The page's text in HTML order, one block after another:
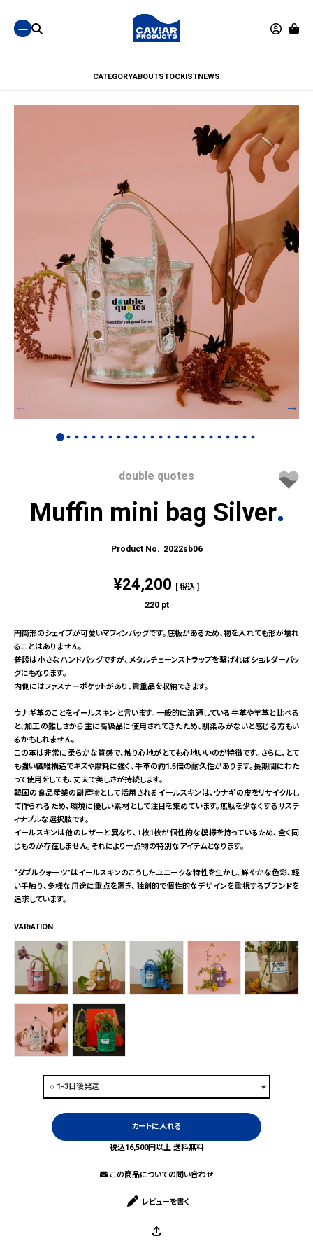
CATEGORYABOUTSTOCKISTNEWS
double quotes
Muffin mini bag Silver
2022sb06
¥24,200 税込
220 pt
円筒形のシェイプが可愛いマフィンバッグです。底板があるため、物を入れても形が壊れ
ることはありません。
普段は小さなハンドバッグですが、メタルチェーンストラップを繋げればショルダーバッ
グにもなります。
内側にはファスナーポケットがあり、貴重品を収納できます。
ウナギ革のことをイールスキンと言います。一般的に流通している牛革や羊革と比べる
と、加工の難しさから主に高級品に使用されてきたため、馴染みがないと感じる方もい
るかもしれません。
この革は非常に柔らかな質感で、触り心地がとても心地いいのが特徴です。さらに、とて
も強い繊維構造でキズや摩耗に強く、牛革の約1.5倍の耐久性があります。長期間にわた
って使用をしても、丈夫で美しさが持続します。
韓国の食品産業の副産物として活用されるイールスキンは、ウナギの皮をリサイクルし
て作られるため、環境に優しい素材として注目を集めています。無駄を少なくするサステ
ィナブルな選択肢です。
イールスキンは他のレザーと異なり、1枚1枚が個性的な模様を持っているため、全く同
じものが存在しません。それにより一点物の特別なアイテムとなります。
“ダブルクォーツ”はイールスキンのこうしたユニークな特性を生かし、鮮やかな色彩、軽
い手触り、多様な用途に重点を置き、独創的で個性的なデザインを重視するブランドを
追求しています。
VARiATION
カートに入れる
税込16,500円以上 送料無料
この商品についての問い合わせ
レビューを書く